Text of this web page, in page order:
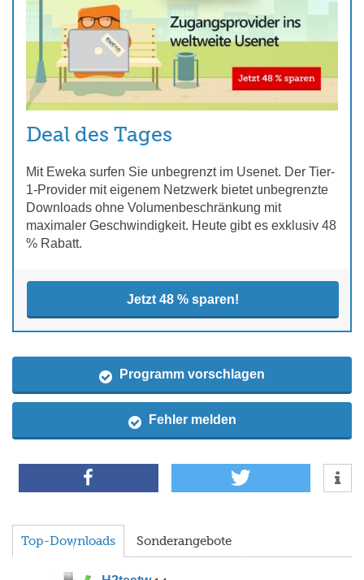
Deal des Tages
Mit Eweka surfen Sie unbegrenzt im Usenet. Der Tier-
1-Provider mit eigenem Netzwerk bietet unbegrenzte
Downloads ohne Volumenbeschränkung mit
maximaler Geschwindigkeit. Heute gibt es exklusiv 48
% Rabatt.
Jetzt 48 % sparen!
Programm vorschlagen
Fehler melden
Top-Downloads Sonderangebote